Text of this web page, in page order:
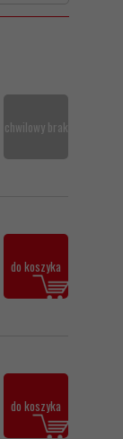
chwilowy brak
do koszyka
do koszyka